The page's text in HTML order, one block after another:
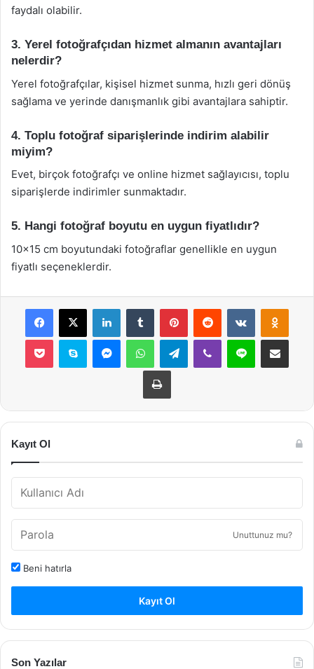
faydalı olabilir.
3. Yerel fotoğrafçıdan hizmet almanın avantajları
nelerdir?
Yerel fotoğrafçılar, kişisel hizmet sunma, hızlı geri dönüş
sağlama ve yerinde danışmanlık gibi avantajlara sahiptir.
4. Toplu fotoğraf siparişlerinde indirim alabilir
miyim?
Evet, birçok fotoğrafçı ve online hizmet sağlayıcısı, toplu
siparişlerde indirimler sunmaktadır.
5. Hangi fotoğraf boyutu en uygun fiyatlıdır?
10×15 cm boyutundaki fotoğraflar genellikle en uygun
fiyatlı seçeneklerdir.
Facebook
X LinkedInTumblr PinterestReddit VKontakte
Pocket Skype MessengerWhatsAppTelegramViber Line E-Posta ile
Yazdır
Kayıt Ol
Unuttunuz mu?
Beni hatırla
Kayıt Ol
Son Yazılar